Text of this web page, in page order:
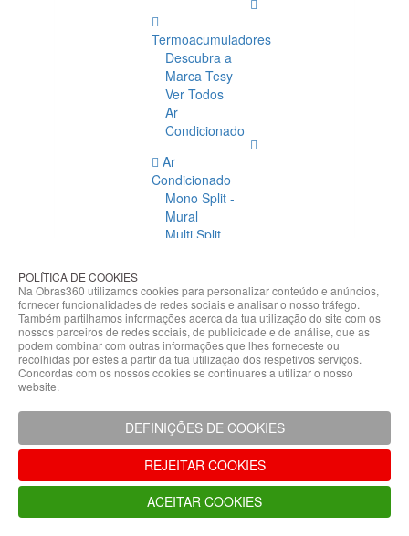
Termoacumuladores
Descubra a
Marca Tesy
Ver Todos
Ar
Condicionado
Ar
Condicionado
Mono Split -
Mural
Multi Split
Condicionado
Acessórios
Climatização
Acessórios
Climatização
Hidráulicas
Controladores
Fixações e
Acessórios
Isolamento
para
Tubagem
POLÍTICA DE COOKIES
Na Obras360 utilizamos cookies para personalizar conteúdo e anúncios,
fornecer funcionalidades de redes sociais e analisar o nosso tráfego.
Também partilhamos informações acerca da tua utilização do site com os
nossos parceiros de redes sociais, de publicidade e de análise, que as
podem combinar com outras informações que lhes forneceste ou
recolhidas por estes a partir da tua utilização dos respetivos serviços.
Concordas com os nossos cookies se continuares a utilizar o nosso
website.
DEFINIÇÕES DE COOKIES
REJEITAR COOKIES
ACEITAR COOKIES